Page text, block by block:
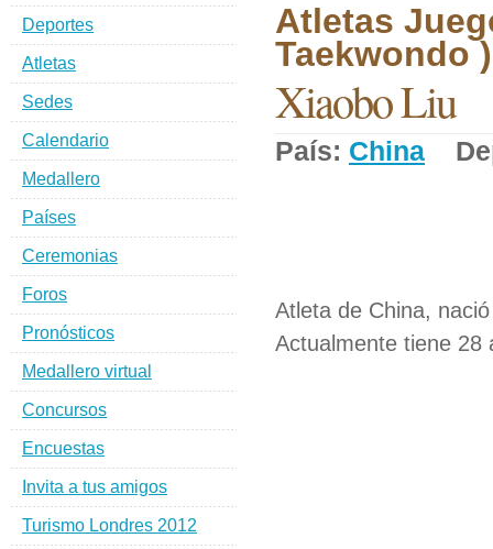
Atletas
Taekwondo )
Xiaobo Liu
País: China
Atleta de China,
Actualmente tiene 28
Deportes
Atletas
Sedes
Calendario
Medallero
Países
Ceremonias
Foros
Pronósticos
Medallero virtual
Concursos
Encuestas
Invita a tus amigos
Turismo Londres 2012